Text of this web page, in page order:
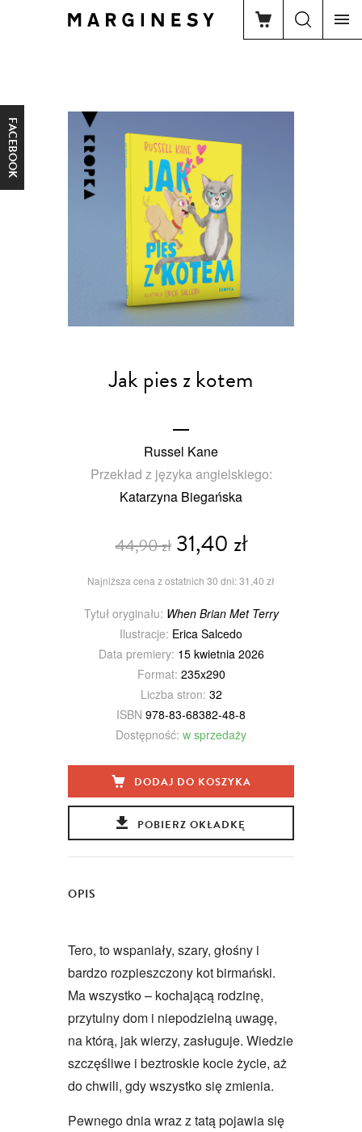
FACEBOOK
Jak pies z kotem
Russel Kane
Przekład z języka angielskiego:
Katarzyna Biegańska
44,90 zł31,40 zł
Najniższa cena z ostatnich 30 dni: 31,40 zł
Tytuł oryginału: When Brian Met Terry
Ilustracje: Erica Salcedo
Data premiery: 15 kwietnia 2026
Format: 235x290
Liczba stron: 32
ISBN 978-83-68382-48-8
Dostępność: w sprzedaży
DODAJ DO KOSZYKA
POBIERZ OKŁADKĘ
OPIS
Tero, to wspaniały, szary, głośny i
bardzo rozpieszczony kot birmański.
Ma wszystko – kochającą rodzinę,
przytulny dom i niepodzielną uwagę,
na którą, jak wierzy, zasługuje. Wiedzie
szczęśliwe i beztroskie kocie życie, aż
do chwili, gdy wszystko się zmienia.
Pewnego dnia wraz z tatą pojawia się